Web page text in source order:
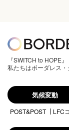
『SWITCH to HOPE
私たちはボーダレス・
気候変動
POST&POST LFC